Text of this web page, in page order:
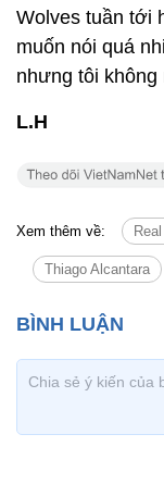
Wolves tuần tới
muốn nói quá
nhưng tôi không
L.H
Xem thêm về:
Thiago Alcantara